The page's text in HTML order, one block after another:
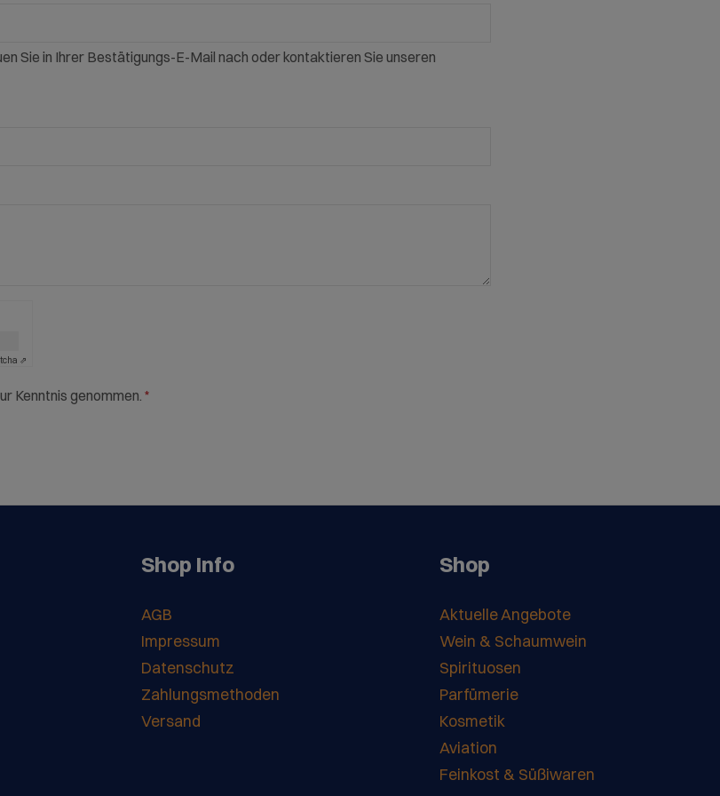
Sie in Ihrer Bestätigungs-E-Mail nach oder kontaktieren Sie unseren
⇗
Kenntnis genommen.*
Shop Info
AGB
Impressum
Datenschutz
Zahlungsmethoden
Versand
Shop
Aktuelle Angebote
Wein & Schaumwein
Spirituosen
Parfümerie
Kosmetik
Aviation
Feinkost & Süßiwaren